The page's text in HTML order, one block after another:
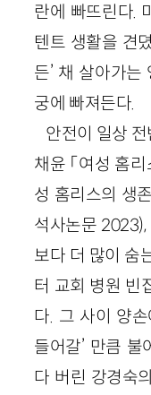
란에 빠뜨린다.
텐트 생활을 견
든’ 채 살아가
궁에 빠져든다.
안전이 일상
채윤 「여성 홈
성 홈리스의 생
석사논문
보다 더 많이 숨
터 교회 병원 빈
다. 그 사이 양
들어갈’ 만큼
다 버린 강경숙